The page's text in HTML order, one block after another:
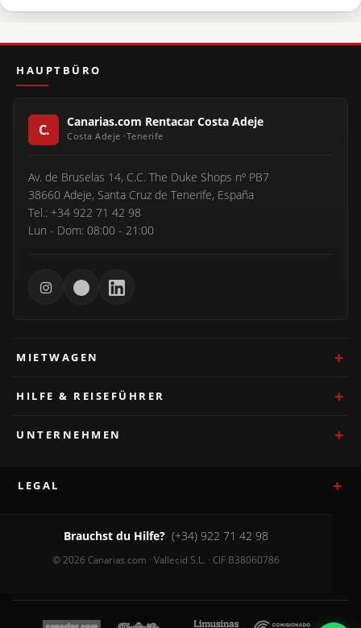
HAUPTBÜRO
Canarias.com Rentacar Costa Adeje
Av. de Bruselas 14, C.C. The Duke Shops nº PB7
38660 Adeje, Santa Cruz de Tenerife, España
Tel.: +34 922 71 42 98
Lun - Dom: 08:00 - 21:00
MIETWAGEN
HILFE & REISEFÜHRER
UNTERNEHMEN
LEGAL
Brauchst du Hilfe? (+34) 922 71 42 98
© 2026 Canarias.com · Vallecid S.L. · CIF B38060786